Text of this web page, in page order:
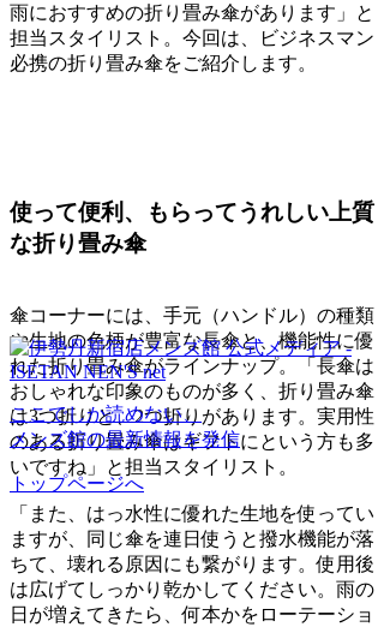
雨におすすめの折り畳み傘があります」と
担当スタイリスト。今回は、ビジネスマン
必携の折り畳み傘をご紹介します。
使って便利、もらってうれしい上質
な折り畳み傘
傘コーナーには、手元（ハンドル）の種類
や生地の色柄が豊富な長傘と、機能性に優
れた折り畳み傘がラインナップ。「長傘は
おしゃれな印象のものが多く、折り畳み傘
は3つ折りと、2つ折りがあります。実用性
のある折り畳み傘はギフトにという方も多
いですね」と担当スタイリスト。
「また、はっ水性に優れた生地を使ってい
ますが、同じ傘を連日使うと撥水機能が落
ちて、壊れる原因にも繋がります。使用後
は広げてしっかり乾かしてください。雨の
日が増えてきたら、何本かをローテーショ
ここでしか読めない、
メンズ館の最新情報を発信
トップページへ